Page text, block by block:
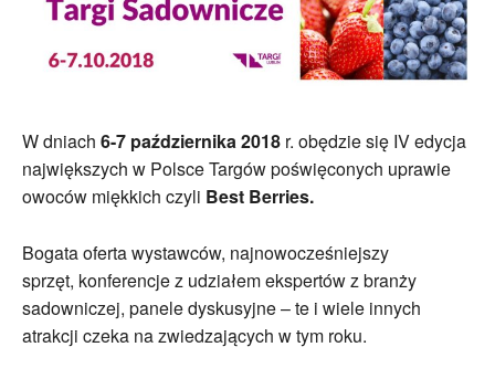
W dniach 6-7 października 2018 r. obędzie się IV edycja
największych w Polsce Targów poświęconych uprawie
owoców miękkich czyli Best Berries.
Bogata oferta wystawców, najnowocześniejszy
sprzęt, konferencje z udziałem ekspertów z branży
sadowniczej, panele dyskusyjne – te i wiele innych
atrakcji czeka na zwiedzających w tym roku.